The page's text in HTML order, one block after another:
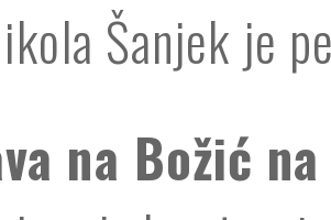
Šanjek je
na Božić